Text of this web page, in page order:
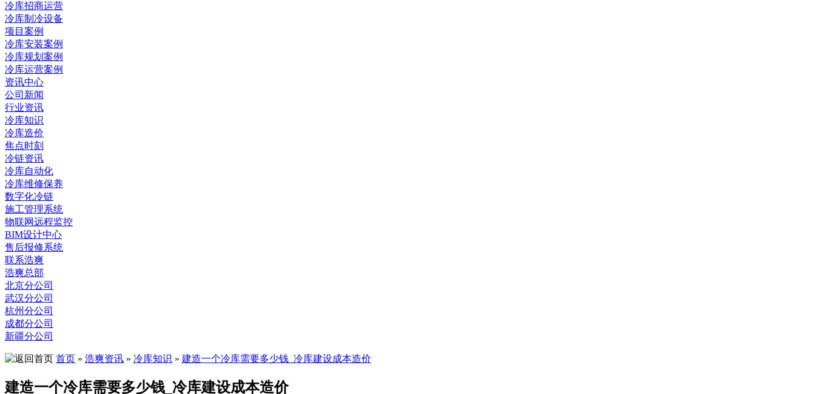
冷库招商运营
冷库制冷设备
项目案例
冷库安装案例
冷库规划案例
冷库运营案例
资讯中心
公司新闻
行业资讯
冷库知识
冷库造价
焦点时刻
冷链资讯
冷库自动化
冷库维修保养
数字化冷链
施工管理系统
物联网远程监控
BIM设计中心
售后报修系统
联系浩爽
浩爽总部
北京分公司
武汉分公司
杭州分公司
成都分公司
新疆分公司
首页 » 浩爽资讯 » 冷库知识 » 建造一个冷库需要多少钱_冷库建设成本造价
建造一个冷库需要多少钱_冷库建设成本造价